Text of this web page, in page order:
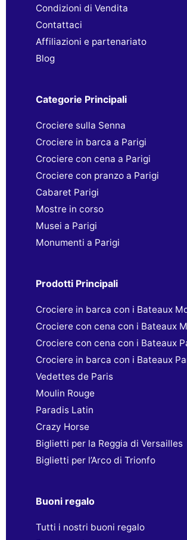
Condizioni di Vendita
Contattaci
Affiliazioni e partenariato
Blog
Categorie Principali
Crociere sulla Senna
Crociere in barca a Parigi
Crociere con cena a Parigi
Crociere con pranzo a Parigi
Cabaret Parigi
Mostre in corso
Musei a Parigi
Monumenti a Parigi
Prodotti Principali
Crociere in barca con i Bateaux
Crociere con cena con i Bateaux
Crociere con cena con i Bateaux
Crociere in barca con i Bateaux
Vedettes de Paris
Moulin Rouge
Paradis Latin
Crazy Horse
Biglietti per la Reggia di Versailles
Biglietti per l’Arco di Trionfo
Buoni regalo
Tutti i nostri buoni regalo